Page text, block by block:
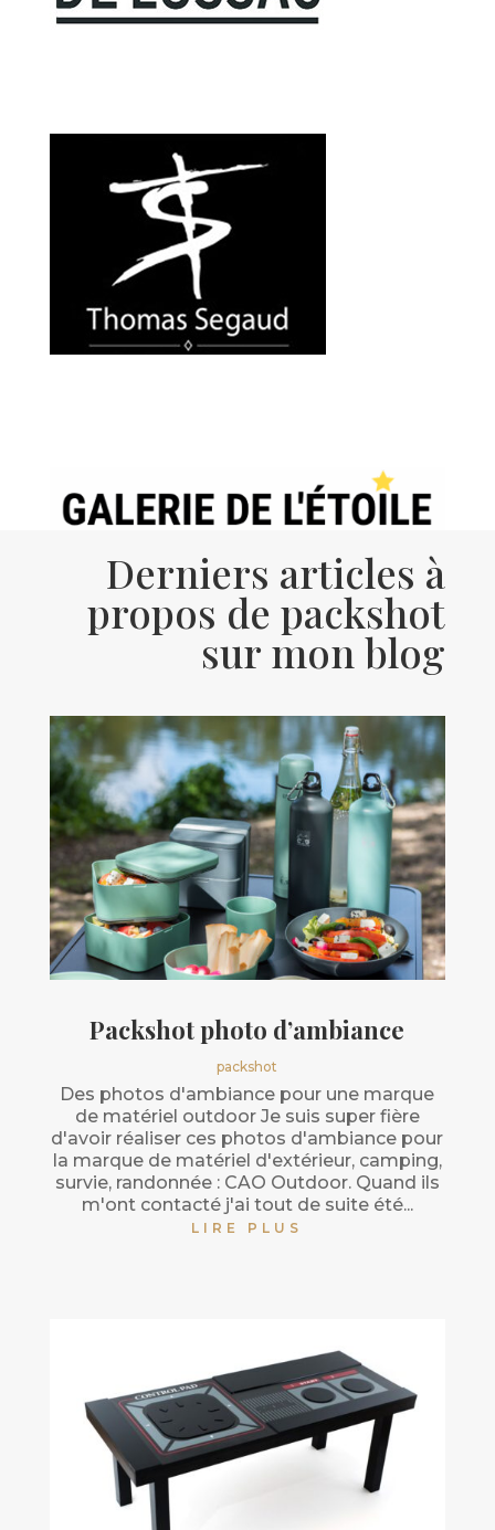
Derniers articles à
propos de packshot
sur mon blog
Packshot photo d’ambiance
packshot
Des photos d'ambiance pour une marque
de matériel outdoor Je suis super fière
d'avoir réaliser ces photos d'ambiance pour
la marque de matériel d'extérieur, camping,
survie, randonnée : CAO Outdoor. Quand ils
m'ont contacté j'ai tout de suite été...
LIRE PLUS